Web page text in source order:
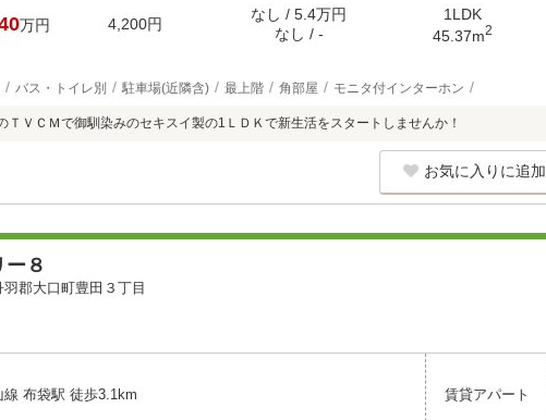
万円 4,200円
なし / 5.4万円
なし / -
1LDK
45.37m2
バス・トイレ別 駐車場(近隣含) 最上階 角部屋 モニタ付インターホン
ＴＶＣＭで御馴染みのセキスイ製の1ＬＤＫで新生活をスタートしませんか！
お気に入りに追加
ー８
郡大口町豊田３丁目
線 布袋駅 徒歩3.1km 賃貸アパート